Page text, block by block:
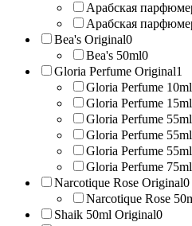
Арабская
Арабская
Bea's Original0
Bea's 50ml0
Gloria Perfume Original1
Gloria Perfume
Gloria Perfume
Gloria Perfume
Gloria Perfume
Gloria Perfume
Gloria Perfume
Narcotique Rose Original0
Narcotique Rose
Shaik 50ml Original0